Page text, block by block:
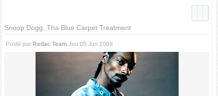
Snoop Dogg, Tha Blue Carpet Treatment
Posté par Redac Team Jeu 05 Jun 2008